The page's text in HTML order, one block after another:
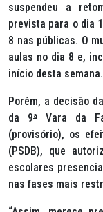
suspendeu a
prevista para o dia 1
8 nas públicas. O
aulas no dia 8 e,
início desta semana.
Porém, a decisão
da 9ª Vara da
(provisório), os
(PSDB), que
escolares
nas fases mais